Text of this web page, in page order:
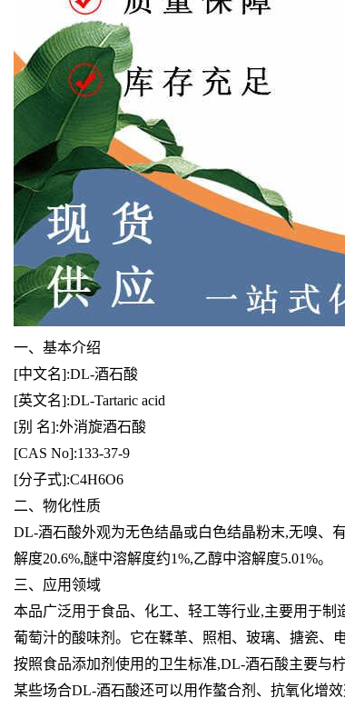
一、基本介绍
[中文名]:DL-酒石酸
[英文名]:DL-Tartaric acid
[别 名]:外消旋酒石酸
[CAS No]:133-37-9
[分子式]:C4H6O6
二、物化性质
DL-酒石酸外观为无色结晶或白色结晶粉末,无嗅、
解度20.6%,醚中溶解度约1%,乙醇中溶解度5.01%。
三、应用领域
本品广泛用于食品、化工、轻工等行业,主要用于
葡萄汁的酸味剂。它在鞣革、照相、玻璃、搪瓷、
按照食品添加剂使用的卫生标准,DL-酒石酸主要与
某些场合DL-酒石酸还可以用作螯合剂、抗氧化增